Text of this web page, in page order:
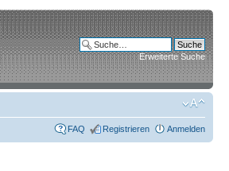
Erweiterte Suche
FAQ Registrieren Anmelden